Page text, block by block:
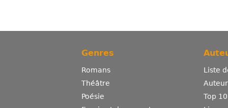
Genres
Romans
Théâtre
Poésie
Liste
Top